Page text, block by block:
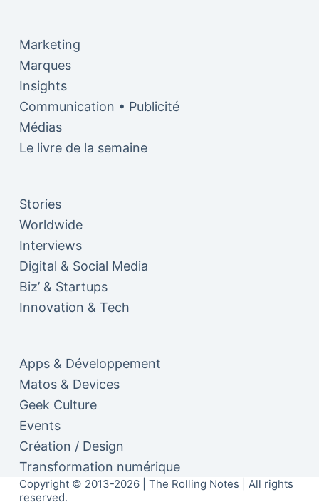
Marketing
Marques
Insights
Communication • Publicité
Médias
Le livre de la semaine
Stories
Worldwide
Interviews
Digital & Social Media
Biz’ & Startups
Innovation & Tech
Apps & Développement
Matos & Devices
Geek Culture
Events
Création / Design
Transformation numérique
Copyright © 2013-2026 | The Rolling Notes | All rights
reserved.